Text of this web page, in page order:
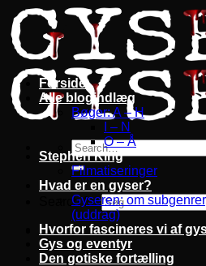
Fortsæt
til
indhold
Search for:
Forside
Alle blogindlæg
Bøger: A – H
I – N
O – Å
Stephen King
Filmatiseringer
Hvad er en gyser?
Gyseren: om
(uddrag)
Hvorfor fascineres vi af
Gys og eventyr
Den gotiske fortælling